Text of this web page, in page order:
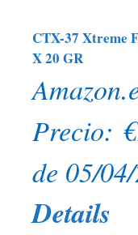
CTX-37 Xtreme
X 20 GR
Precio: €
de 05/
Details